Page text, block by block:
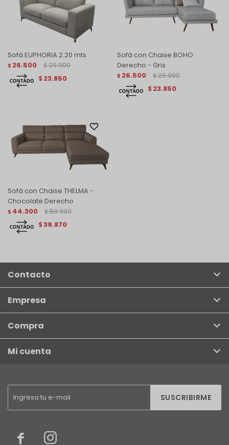
Sofá EUPHORIA 2.20 mts
$ 26.500 $ 29.900
$ 23.850
Sofá con Chaise BOHO
Derecho - Gris
$ 26.500 $ 29.900
$ 23.850
Sofá con Chaise THELMA -
Chocolate Derecho
$ 44.300 $ 59.900
$39.870
SUSCRIBIRME
 
Contacto
Empresa
Compra
Mi cuenta